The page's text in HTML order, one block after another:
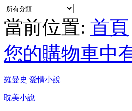
當前位置: 首頁
您的購物車中
羅曼史 愛情小說
耽美小說